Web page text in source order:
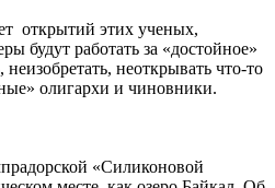
открытий этих ученых,
будут работать за «достойное»
, неизобретать, неоткрывать что-то
олигархи и чиновники.
«Силиконовой